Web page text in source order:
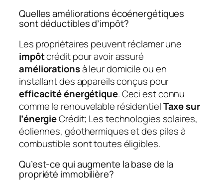
Quelles améliorations écoénergétiques
sont déductibles d’impôt?
Les propriétaires peuvent réclamer une
impôtcrédit pour avoir assuré
améliorationsà leur domicile ou en
installant des appareils conçus pour
efficacité énergétique. Ceci est connu
comme le renouvelable résidentielTaxe sur
l’énergieCrédit; Les technologies solaires,
éoliennes, géothermiques et des piles à
combustible sont toutes éligibles.
Qu’est-ce qui augmente la base de la
propriété immobilière?